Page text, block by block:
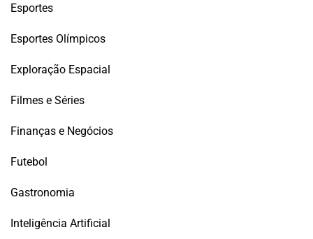
Esportes
Esportes Olímpicos
Exploração Espacial
Filmes e Séries
Finanças e Negócios
Futebol
Gastronomia
Inteligência Artificial